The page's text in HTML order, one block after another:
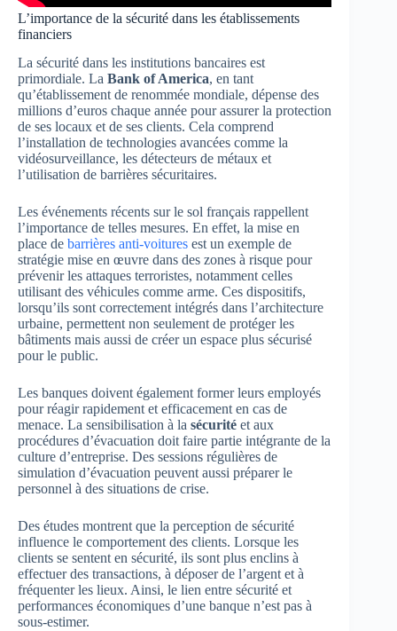
L’importance de la sécurité dans les établissements
financiers
La sécurité dans les institutions bancaires est
primordiale. La Bank of America, en tant
qu’établissement de renommée mondiale, dépense des
millions d’euros chaque année pour assurer la protection
de ses locaux et de ses clients. Cela comprend
l’installation de technologies avancées comme la
vidéosurveillance, les détecteurs de métaux et
l’utilisation de barrières sécuritaires.
Les événements récents sur le sol français rappellent
l’importance de telles mesures. En effet, la mise en
place de barrières anti-voitures est un exemple de
stratégie mise en œuvre dans des zones à risque pour
prévenir les attaques terroristes, notamment celles
utilisant des véhicules comme arme. Ces dispositifs,
lorsqu’ils sont correctement intégrés dans l’architecture
urbaine, permettent non seulement de protéger les
bâtiments mais aussi de créer un espace plus sécurisé
pour le public.
Les banques doivent également former leurs employés
pour réagir rapidement et efficacement en cas de
menace. La sensibilisation à la sécurité et aux
procédures d’évacuation doit faire partie intégrante de la
culture d’entreprise. Des sessions régulières de
simulation d’évacuation peuvent aussi préparer le
personnel à des situations de crise.
Des études montrent que la perception de sécurité
influence le comportement des clients. Lorsque les
clients se sentent en sécurité, ils sont plus enclins à
effectuer des transactions, à déposer de l’argent et à
fréquenter les lieux. Ainsi, le lien entre sécurité et
performances économiques d’une banque n’est pas à
sous-estimer.